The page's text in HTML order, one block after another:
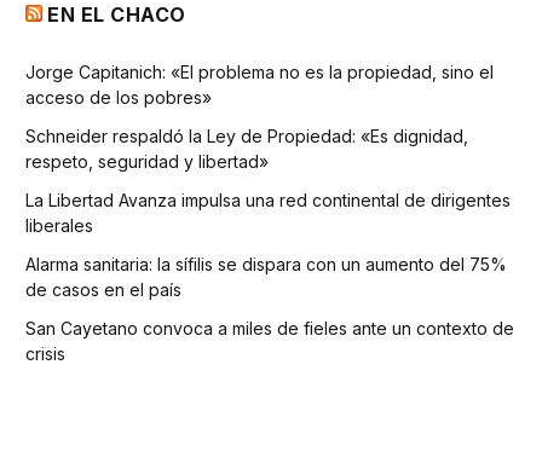
EN EL CHACO
Jorge Capitanich: «El problema no es la propiedad, sino el
acceso de los pobres»
Schneider respaldó la Ley de Propiedad: «Es dignidad,
respeto, seguridad y libertad»
La Libertad Avanza impulsa una red continental de dirigentes
liberales
Alarma sanitaria: la sífilis se dispara con un aumento del 75%
de casos en el país
San Cayetano convoca a miles de fieles ante un contexto de
crisis